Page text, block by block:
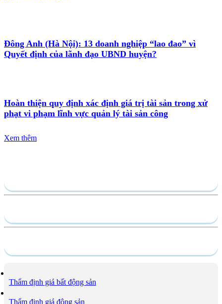
Đông Anh (Hà Nội): 13 doanh nghiệp “lao đao” vì
Quyết định của lãnh đạo UBND huyện?
Hoàn thiện quy định xác định giá trị tài sản trong xử
phạt vi phạm lĩnh vực quản lý tài sản công
Xem thêm
Thẩm định giá bất động sản
Thẩm định giá động sản